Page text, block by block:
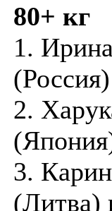
80+ кг
1.
(Россия)
2.
3.
(Литва)